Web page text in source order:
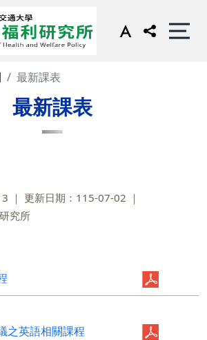
最新課表
最新課表
更新日期：115-07-02
究所
之英語相關課程